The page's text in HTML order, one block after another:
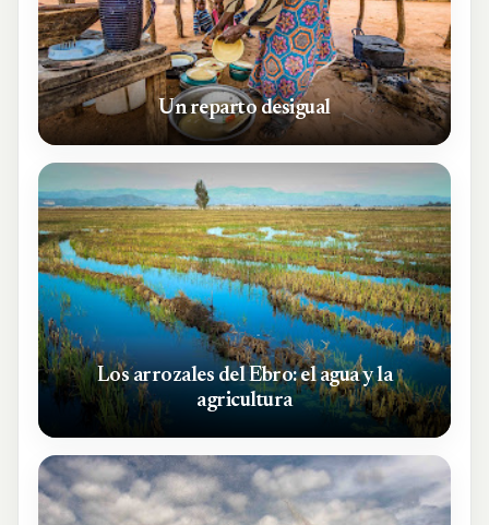
Un reparto desigual
Los arrozales del Ebro: el agua y la
agricultura